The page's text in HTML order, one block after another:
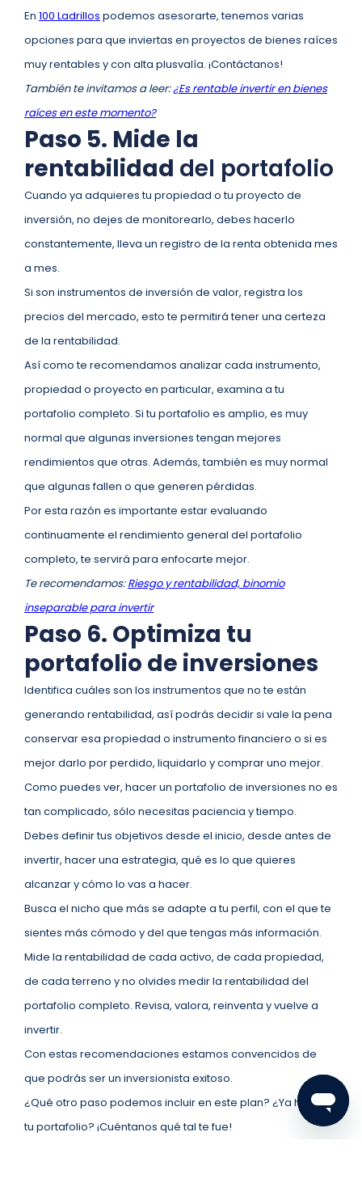
En 100 Ladrillos podemos asesorarte, tenemos varias
opciones para que inviertas en proyectos de bienes raíces
muy rentables y con alta plusvalía. ¡Contáctanos!
También te invitamos a leer:¿Es rentable invertir en bienes
raíces en este momento?
Paso 5. Mide la
rentabilidad del portafolio
Cuando ya adquieres tu propiedad o tu proyecto de
inversión, no dejes de monitorearlo, debes hacerlo
constantemente, lleva un registro de la renta obtenida mes
a mes.
Si son instrumentos de inversión de valor, registra los
precios del mercado, esto te permitirá tener una certeza
de la rentabilidad.
Así como te recomendamos analizar cada instrumento,
propiedad o proyecto en particular, examina a tu
portafolio completo. Si tu portafolio es amplio, es muy
normal que algunas inversiones tengan mejores
rendimientos que otras. Además, también es muy normal
que algunas fallen o que generen pérdidas.
Por esta razón es importante estar evaluando
continuamente el rendimiento general del portafolio
completo, te servirá para enfocarte mejor.
Te recomendamos:Riesgo y rentabilidad, binomio
inseparable para invertir
Paso 6. Optimiza tu
portafolio de inversiones
Identifica cuáles son los instrumentos que no te están
generando rentabilidad, así podrás decidir si vale la pena
conservar esa propiedad o instrumento financiero o si es
mejor darlo por perdido, liquidarlo y comprar uno mejor.
Como puedes ver, hacer un portafolio de inversiones no es
tan complicado, sólo necesitas paciencia y tiempo.
Debes definir tus objetivos desde el inicio, desde antes de
invertir, hacer una estrategia, qué es lo que quieres
alcanzar y cómo lo vas a hacer.
Busca el nicho que más se adapte a tu perfil, con el que te
sientes más cómodo y del que tengas más información.
Mide la rentabilidad de cada activo, de cada propiedad,
de cada terreno y no olvides medir la rentabilidad del
portafolio completo. Revisa, valora, reinventa y vuelve a
invertir.
Con estas recomendaciones estamos convencidos de
que podrás ser un inversionista exitoso.
¿Qué otro paso podemos incluir en este plan? ¿Ya hiciste
tu portafolio? ¡Cuéntanos qué tal te fue!